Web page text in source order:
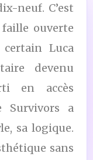
neuf. C’est
ouverte
Luca
devenu
en accès
Survivors a
sa logique.
sans